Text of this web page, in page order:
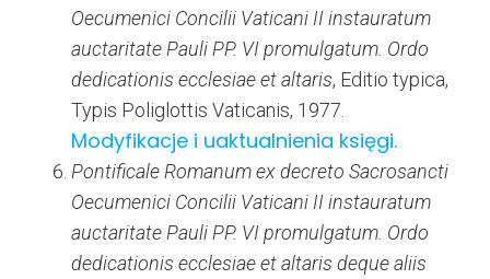
Oecumenici Concilii Vaticani II instauratum
auctaritate Pauli PP. VI promulgatum. Ordo
dedicationis ecclesiae et altaris, Editio typica,
Typis Poliglottis Vaticanis, 1977.
Modyfikacje i uaktualnienia księgi.
Pontificale Romanum ex decreto Sacrosancti
Oecumenici Concilii Vaticani II instauratum
auctaritate Pauli PP. VI promulgatum. Ordo
dedicationis ecclesiae et altaris deque aliis